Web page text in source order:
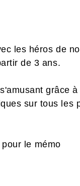
les héros de
de 3 ans.
grâce
sur tous les
le mémo